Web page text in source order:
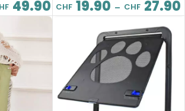
49.90 CHF 19.90 – CHF 27.90